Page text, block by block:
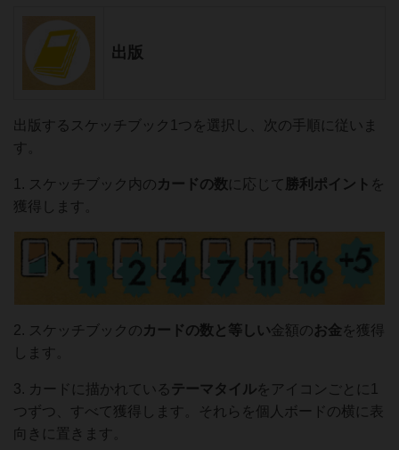
出版
出版するスケッチブック1つを選択し、次の手順に従いま
す。
1. スケッチブック内のカードの数に応じて 勝利ポイント を
獲得します。
2. スケッチブックのカードの数と等しい金額のお金を獲得
します。
3. カードに描かれているテーマタイルをアイコンごとに1
つずつ、すべて獲得します。それらを個人ボードの横に表
向きに置きます。